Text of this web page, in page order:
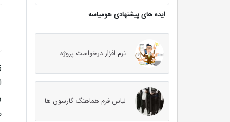
ایده های پیشنهادی هومیاسه
نرم افزار درخواست پروژه
لباس فرم هماهنگ گارسون ها